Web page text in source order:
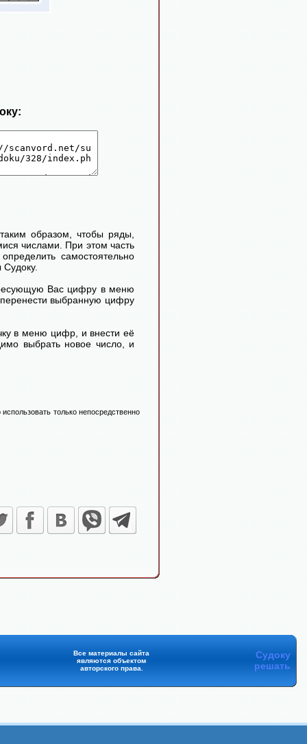
образом, чтобы ряды,
числами. При этом часть
самостоятельно
Вас цифру в меню
выбранную цифру
в меню цифр, и внести её
выбрать новое число, и
только непосредственно
Все материалы сайта
являются объектом
авторского права.
Судоку
решать